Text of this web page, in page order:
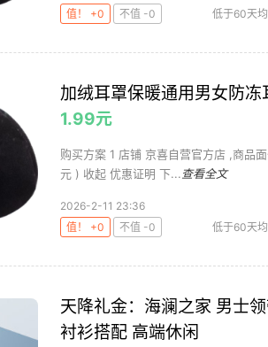
值！ +0
不值 -0 低于60天
加绒耳罩保暖通用男女防
1.99元
购买方案 1 店铺 京喜自营官方店 ,商品
元 ) 收起 优惠证明 下... 查看全文
2026-2-11 23:36
值！ +0
不值 -0 低于60天
天降礼金：海澜之家 男士
衬衫搭配 高端休闲